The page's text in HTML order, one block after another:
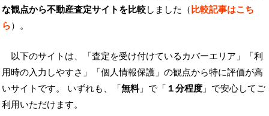
な観点から不動産査定サイトを比較しました（比較記事はこち
ら）。
以下のサイトは、「査定を受け付けているカバーエリア」「利
用時の入力しやすさ」「個人情報保護」の観点から特に評価が高
いサイトです。 いずれも、「無料」で「 １分程度 」で安心してご
利用いただけます。